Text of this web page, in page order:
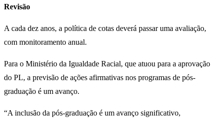
Revisão
A cada dez anos, a política de cotas deverá passar uma avaliação,
com monitoramento anual.
Para o Ministério da Igualdade Racial, que atuou para a aprovação
do PL, a previsão de ações afirmativas nos programas de pós-
graduação é um avanço.
“A inclusão da pós-graduação é um avanço significativo,